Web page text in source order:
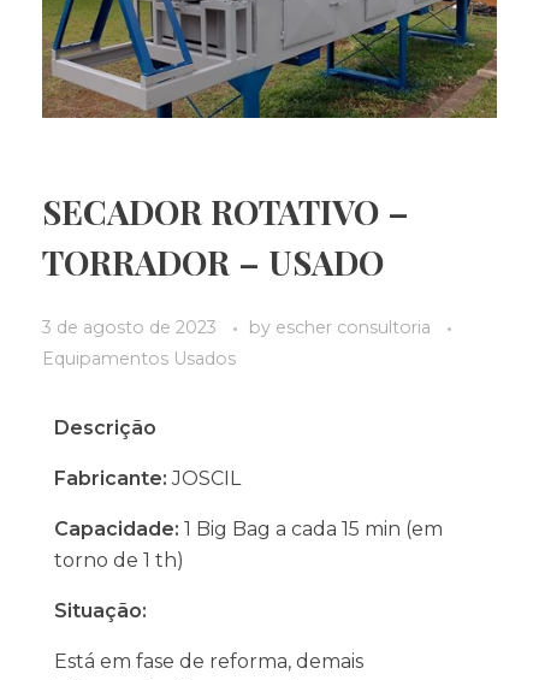
SECADOR ROTATIVO –
TORRADOR – USADO
3 de agosto de 2023 by escher consultoria
Equipamentos Usados
Descrição
Fabricante: JOSCIL
Capacidade: 1 Big Bag a cada 15 min (em
torno de 1 th)
Situação:
Está em fase de reforma, demais